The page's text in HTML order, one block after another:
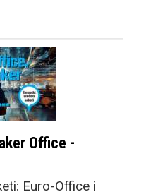
Office -
Euro-Office i